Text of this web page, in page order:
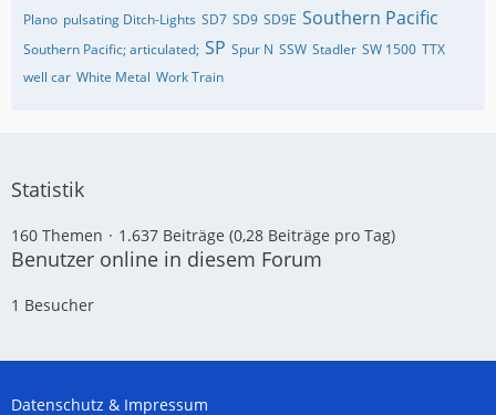
Plano pulsating Ditch-Lights SD7 SD9 SD9E Southern Pacific
Southern Pacific; articulated; SP Spur N SSW Stadler SW 1500 TTX
well car White Metal Work Train
Statistik
160 Themen 1.637 Beiträge (0,28 Beiträge pro Tag)
Benutzer online in diesem Forum
1 Besucher
Datenschutz & Impressum